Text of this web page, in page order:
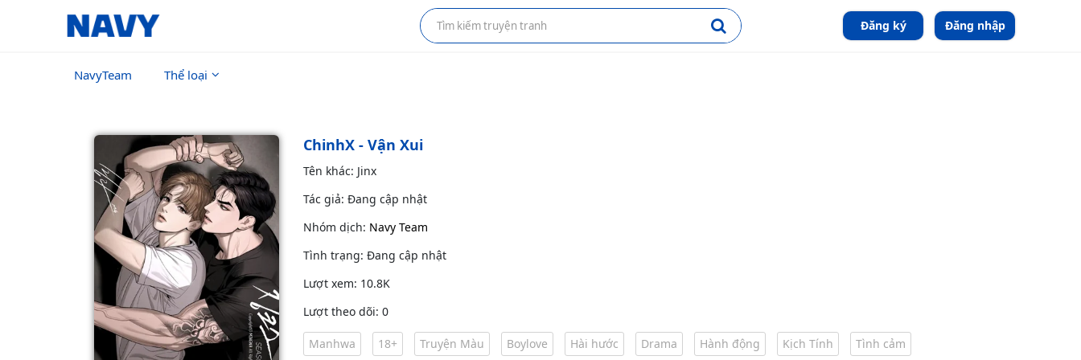
Đăng ký Đăng nhập
NavyTeam Thể loại
ChinhX - Vận Xui
Tên khác: Jinx
Tác giả: Đang cập nhật
Nhóm dịch: Navy Team
Tình trạng: Đang cập nhật
Lượt xem: 10.8K
Lượt theo dõi: 0
Manhwa 18+ Truyện Màu Boylove Hài hước Drama Hành động Kịch Tính Tình cảm